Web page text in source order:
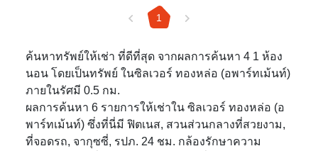
1
ค้นหาทรัพย์ให้เช่า ที่ดีที่สุด จากผลการค้นหา 4 1 ห้อง
นอน โดยเป็นทรัพย์ ในซิลเวอร์ ทองหล่อ (อพาร์ทเม้นท์)
ภายในรัศมี 0.5 กม.
ผลการค้นหา 6 รายการให้เช่าใน ซิลเวอร์ ทองหล่อ (อ
พาร์ทเม้นท์) ซึ่งที่นี่มี ฟิตเนส, สวนส่วนกลางที่สวยงาม,
ที่จอดรถ, จากุซซี่, รปภ. 24 ชม. กล้องรักษาความ